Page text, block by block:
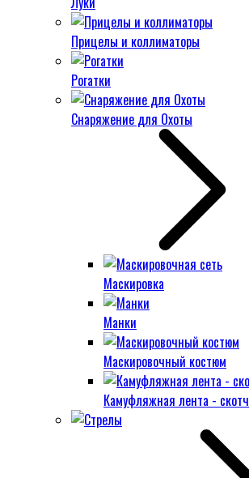
Прицелы и коллиматоры
Рогатки
Снаряжение для Охоты
Маскировка
Манки
Маскировочный костюм
Камуфляжная лента - скотч